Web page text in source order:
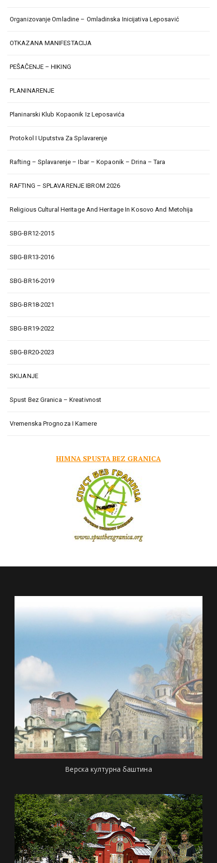
Organizovanje Omladine – Omladinska Inicijativa Leposavić
OTKAZANA MANIFESTACIJA
PEŠAČENJE – HIKING
PLANINARENJE
Planinarski Klub Kopaonik Iz Leposavića
Protokol I Uputstva Za Splavarenje
Rafting – Splavarenje – Ibar – Kopaonik – Drina – Tara
RAFTING – SPLAVARENJE IBROM 2026
Religious Cultural Heritage And Heritage In Kosovo And Metohija
SBG-BR12-2015
SBG-BR13-2016
SBG-BR16-2019
SBG-BR18-2021
SBG-BR19-2022
SBG-BR20-2023
SKIJANJE
Spust Bez Granica – Kreativnost
Vremenska Prognoza I Kamere
HIMNA SPUSTA BEZ GRANICA
Верска културна баштина